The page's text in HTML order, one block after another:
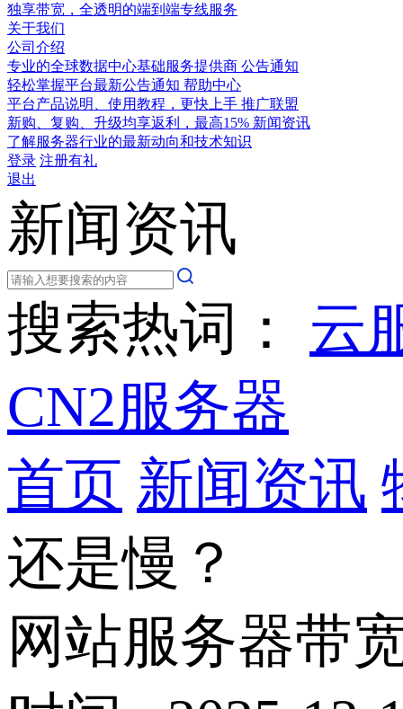
独享带宽，全透明的端到端专线服务
关于我们
公司介绍
专业的全球数据中心基础服务提供商 公告通知
轻松掌握平台最新公告通知 帮助中心
平台产品说明、使用教程，更快上手 推广联盟
新购、复购、升级均享返利，最高15% 新闻资讯
了解服务器行业的最新动向和技术知识
登录 注册有礼
退出
新闻资讯
搜索热词： 云
CN2服务器
首页 新闻资讯
还是慢？
网站服务器带